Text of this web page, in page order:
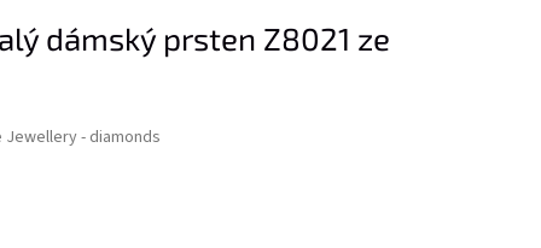
dámský prsten Z8021 ze
Jewellery - diamonds